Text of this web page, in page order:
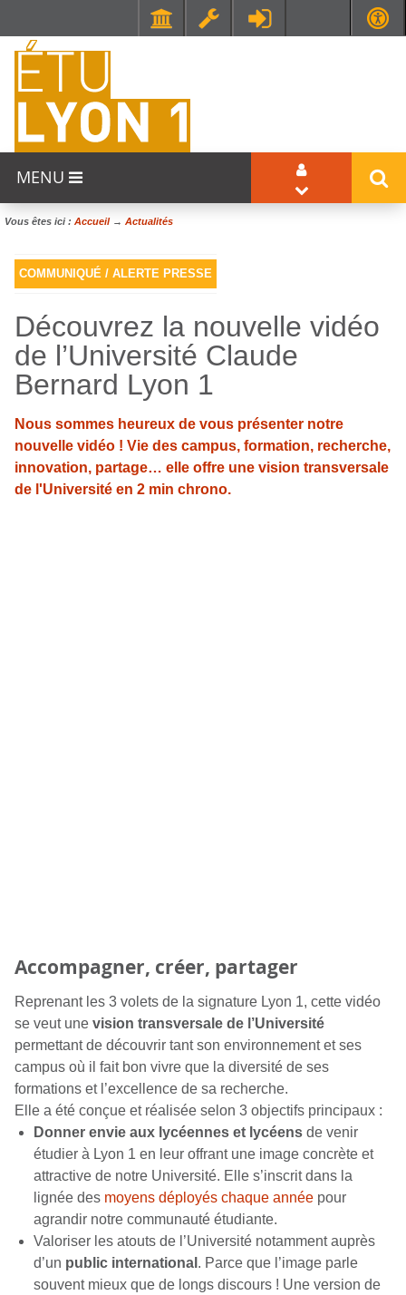
MENU
Vous êtes ici : Accueil→ Actualités
COMMUNIQUÉ / ALERTE PRESSE
Découvrez la nouvelle vidéo
de l’Université Claude
Bernard Lyon 1
Nous sommes heureux de vous présenter notre
nouvelle vidéo ! Vie des campus, formation, recherche,
innovation, partage… elle offre une vision transversale
de l'Université en 2 min chrono.
Accompagner, créer, partager
Reprenant les 3 volets de la signature Lyon 1, cette vidéo
se veut une vision transversale de l’Université
permettant de découvrir tant son environnement et ses
campus où il fait bon vivre que la diversité de ses
formations et l’excellence de sa recherche.
Elle a été conçue et réalisée selon 3 objectifs principaux :
Donner envie aux lycéennes et lycéens de venir
étudier à Lyon 1 en leur offrant une image concrète et
attractive de notre Université. Elle s’inscrit dans la
lignée des moyens déployés chaque annéepour
agrandir notre communauté étudiante.
Valoriser les atouts de l’Université notamment auprès
d’un public international . Parce que l’image parle
souvent mieux que de longs discours ! Une version de
e
r
d